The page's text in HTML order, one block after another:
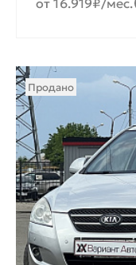
от 16.919₽/мес.
Продано